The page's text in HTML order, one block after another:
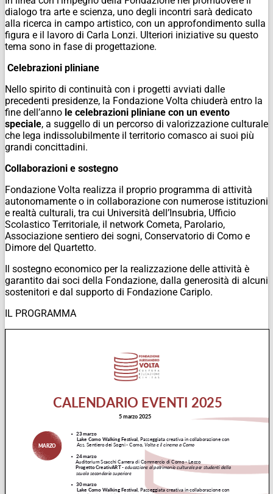
dialogo tra arte e scienza, uno degli incontri sarà dedicato
alla ricerca in campo artistico, con un approfondimento sulla
figura e il lavoro di Carla Lonzi. Ulteriori iniziative su questo
tema sono in fase di progettazione.
Celebrazioni pliniane
Nello spirito di continuità con i progetti avviati dalle
precedenti presidenze, la Fondazione Volta chiuderà entro la
fine dell’anno le celebrazioni pliniane con un evento
speciale, a suggello di un percorso di valorizzazione culturale
che lega indissolubilmente il territorio comasco ai suoi più
grandi concittadini.
Collaborazioni e sostegno
Fondazione Volta realizza il proprio programma di attività
autonomamente o in collaborazione con numerose istituzioni
e realtà culturali, tra cui Università dell’Insubria, Ufficio
Scolastico Territoriale, il network Cometa, Parolario,
Associazione sentiero dei sogni, Conservatorio di Como e
Dimore del Quartetto.
Il sostegno economico per la realizzazione delle attività è
garantito dai soci della Fondazione, dalla generosità di alcuni
sostenitori e dal supporto di Fondazione Cariplo.
IL PROGRAMMA